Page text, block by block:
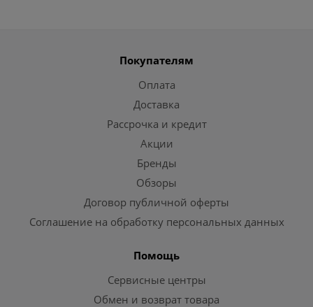
Покупателям
Оплата
Доставка
Рассрочка и кредит
Акции
Бренды
Обзоры
Договор публичной оферты
Соглашение на обработку персональных данных
Помощь
Сервисные центры
Обмен и возврат товара